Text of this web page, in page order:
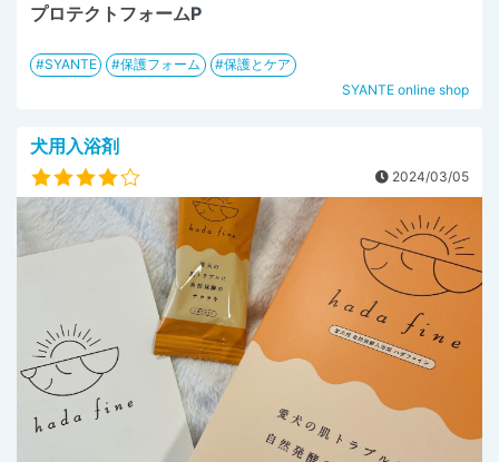
プロテクトフォームP
SYANTE 保護フォーム
保護とケア
SYANTE online shop
犬用入浴剤
2024/03/05